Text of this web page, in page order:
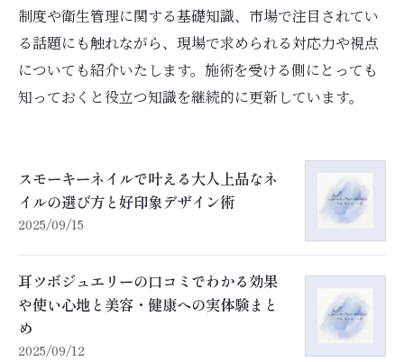
制度や衛生管理に関する基礎知識、市場で注目されてい
る話題にも触れながら、現場で求められる対応力や視点
についても紹介いたします。施術を受ける側にとっても
知っておくと役立つ知識を継続的に更新しています。
スモーキーネイルで叶える大人上品なネ
イルの選び方と好印象デザイン術
2025/09/15
耳ツボジュエリーの口コミでわかる効果
や使い心地と美容・健康への実体験まと
め
2025/09/12